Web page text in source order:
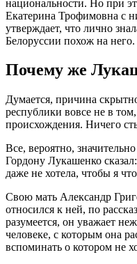
национальности. Но при
Екатерина Трофимовна с
утверждает, что лично
Белоруссии похож на него.
Почему же
Думается, причина
республики вовсе не в
происхождения. Ничего
Все, вероятно,
Гордону Лукашенко
даже не хотела, чтобы я
Свою мать Александр
относился к ней, по
разумеется, он уважает
человеке, с которым она
вспоминать о котором не